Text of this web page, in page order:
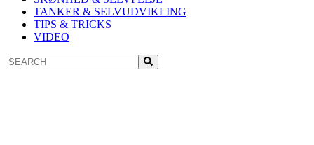
TANKER & SELVUDVIKLING
TIPS & TRICKS
VIDEO
Search
for: